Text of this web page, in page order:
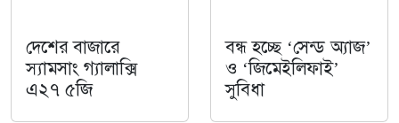
দেশের বাজারে
স্যামসাং গ্যালাক্সি
এ২৭ ৫জি
বন্ধ হচ্ছে ‘সেন্ড অ্যাজ’
ও ‘জিমেইলিফাই’
সুবিধা